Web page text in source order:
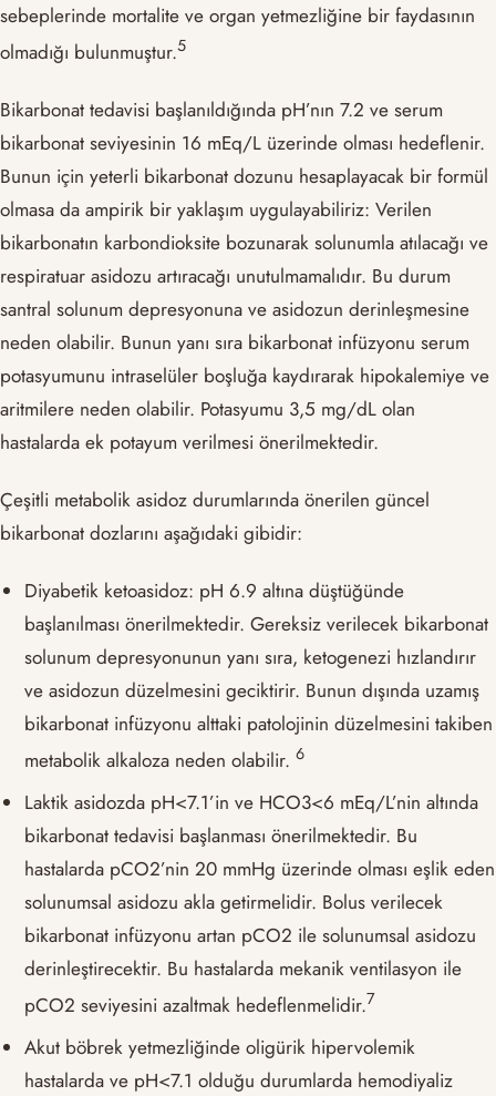
sebeplerinde mortalite ve organ yetmezliğine bir faydasının
olmadığı bulunmuştur.​5​
Bikarbonat tedavisi başlanıldığında pH’nın 7.2 ve serum
bikarbonat seviyesinin 16 mEq/L üzerinde olması hedeflenir.
Bunun için yeterli bikarbonat dozunu hesaplayacak bir formül
olmasa da ampirik bir yaklaşım uygulayabiliriz: Verilen
bikarbonatın karbondioksite bozunarak solunumla atılacağı ve
respiratuar asidozu artıracağı unutulmamalıdır. Bu durum
santral solunum depresyonuna ve asidozun derinleşmesine
neden olabilir. Bunun yanı sıra bikarbonat infüzyonu serum
potasyumunu intraselüler boşluğa kaydırarak hipokalemiye ve
aritmilere neden olabilir. Potasyumu 3,5 mg/dL olan
hastalarda ek potayum verilmesi önerilmektedir.
Çeşitli metabolik asidoz durumlarında önerilen güncel
bikarbonat dozlarını aşağıdaki gibidir:
Diyabetik ketoasidoz: pH 6.9 altına düştüğünde
başlanılması önerilmektedir. Gereksiz verilecek bikarbonat
solunum depresyonunun yanı sıra, ketogenezi hızlandırır
ve asidozun düzelmesini geciktirir. Bunun dışında uzamış
bikarbonat infüzyonu alttaki patolojinin düzelmesini takiben
metabolik alkaloza neden olabilir.​6​
Laktik asidozda pH<7.1’in ve HCO3<6 mEq/L’nin altında
bikarbonat tedavisi başlanması önerilmektedir. Bu
hastalarda pCO2’nin 20 mmHg üzerinde olması eşlik eden
solunumsal asidozu akla getirmelidir. Bolus verilecek
bikarbonat infüzyonu artan pCO2 ile solunumsal asidozu
derinleştirecektir. Bu hastalarda mekanik ventilasyon ile
pCO2 seviyesini azaltmak hedeflenmelidir.​7​
Akut böbrek yetmezliğinde oligürik hipervolemik
hastalarda ve pH<7.1 olduğu durumlarda hemodiyaliz